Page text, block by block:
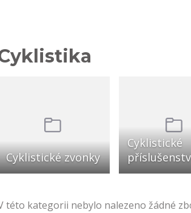
Cyklistické zvonky
Cyklistické
této kategorii nebylo nalezeno žádné